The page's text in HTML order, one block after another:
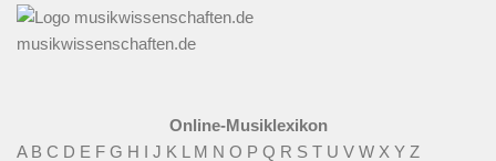
musikwissenschaften.de
Online-Musiklexikon
A B C D E F G H I J K L M N O P Q R S T U V W X Y Z